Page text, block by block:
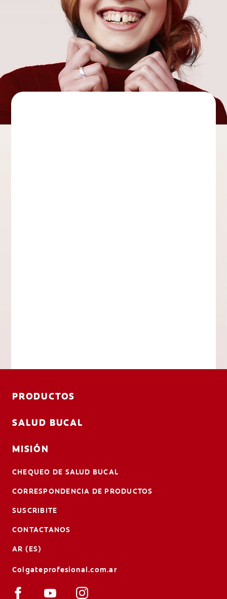
PRODUCTOS
SALUD BUCAL
MISIÓN
CHEQUEO DE SALUD BUCAL
CORRESPONDENCIA DE PRODUCTOS
SUSCRIBITE
CONTACTANOS
AR (ES)
Colgateprofesional.com.ar